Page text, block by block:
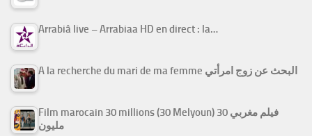
Arrabiâ live – Arrabiaa HD en direct : la…
A la recherche du mari de ma femme البحث عن زوج امرأتي
Film marocain 30 millions (30 Melyoun) فيلم مغربي 30
مليون